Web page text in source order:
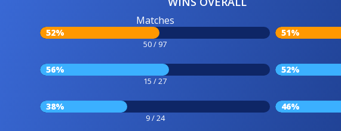
Matches
52%
50 / 97
51%
56%
15 / 27
52%
38%
9 / 24
46%